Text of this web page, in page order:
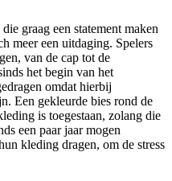
graag een statement maken
meer een uitdaging. Spelers
van de cap tot de
het begin van het
omdat hierbij
Een gekleurde bies rond de
is toegestaan, zolang die
een paar jaar mogen
kleding dragen, om de stress